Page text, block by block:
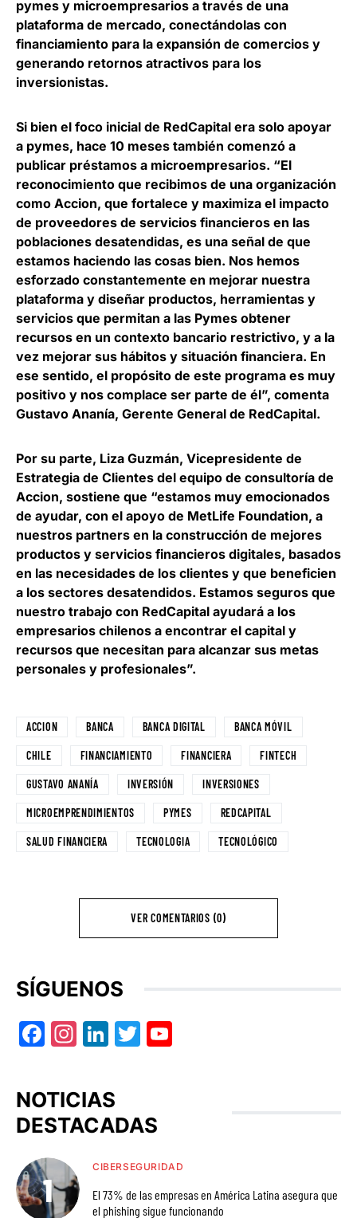
pymes y microempresarios a través de una
plataforma de mercado, conectándolas con
financiamiento para la expansión de comercios y
generando retornos atractivos para los
inversionistas.
Si bien el foco inicial de RedCapital era solo apoyar
a pymes, hace 10 meses también comenzó a
publicar préstamos a microempresarios. “El
reconocimiento que recibimos de una organización
como Accion, que fortalece y maximiza el impacto
de proveedores de servicios financieros en las
poblaciones desatendidas, es una señal de que
estamos haciendo las cosas bien. Nos hemos
esforzado constantemente en mejorar nuestra
plataforma y diseñar productos, herramientas y
servicios que permitan a las Pymes obtener
recursos en un contexto bancario restrictivo, y a la
vez mejorar sus hábitos y situación financiera. En
ese sentido, el propósito de este programa es muy
positivo y nos complace ser parte de él”, comenta
Gustavo Ananía, Gerente General de RedCapital.
Por su parte, Liza Guzmán, Vicepresidente de
Estrategia de Clientes del equipo de consultoría de
Accion, sostiene que “estamos muy emocionados
de ayudar, con el apoyo de MetLife Foundation, a
nuestros partners en la construcción de mejores
productos y servicios financieros digitales, basados
en las necesidades de los clientes y que beneficien
a los sectores desatendidos. Estamos seguros que
nuestro trabajo con RedCapital ayudará a los
empresarios chilenos a encontrar el capital y
recursos que necesitan para alcanzar sus metas
personales y profesionales”.
ACCION BANCA BANCA DIGITAL BANCA MÓVIL
CHILE FINANCIAMIENTO FINANCIERA FINTECH
GUSTAVO ANANÍA INVERSIÓN INVERSIONES
MICROEMPRENDIMIENTOS PYMES REDCAPITAL
SALUD FINANCIERA TECNOLOGIA TECNOLÓGICO
VER COMENTARIOS (0)
SÍGUENOS
Facebook
Instagram
LinkedIn
Twitter
NOTICIAS
DESTACADAS
CIBERSEGURIDAD
El 73% de las empresas en América Latina asegura que
el phishing sigue funcionando